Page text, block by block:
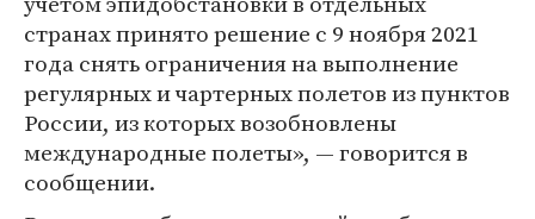
странах принято решение с 9 ноября 2021
года снять ограничения на выполнение
регулярных и чартерных полетов из пунктов
России, из которых возобновлены
международные полеты», — говорится в
сообщении.